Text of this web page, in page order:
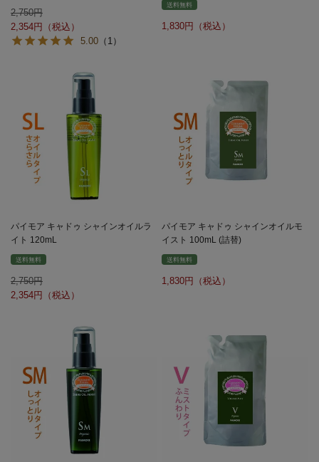
2,750
2,354
5.00 （1）
送料無料
1,830
パイモア キャドゥ シャインオイルラ
イト 120mL
送料無料
2,750
2,354
パイモア キャドゥ シャインオイルモ
イスト 100mL (詰替)
送料無料
1,830